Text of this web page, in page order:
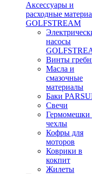
Аксессуары и
расходные
GOLFSTREAM
насосы
Винты
Масла и
смазочные
материалы
Баки
Свечи
Гермомешки
чехлы
Кофры для
моторов
Коврики в
кокпит
Жилеты